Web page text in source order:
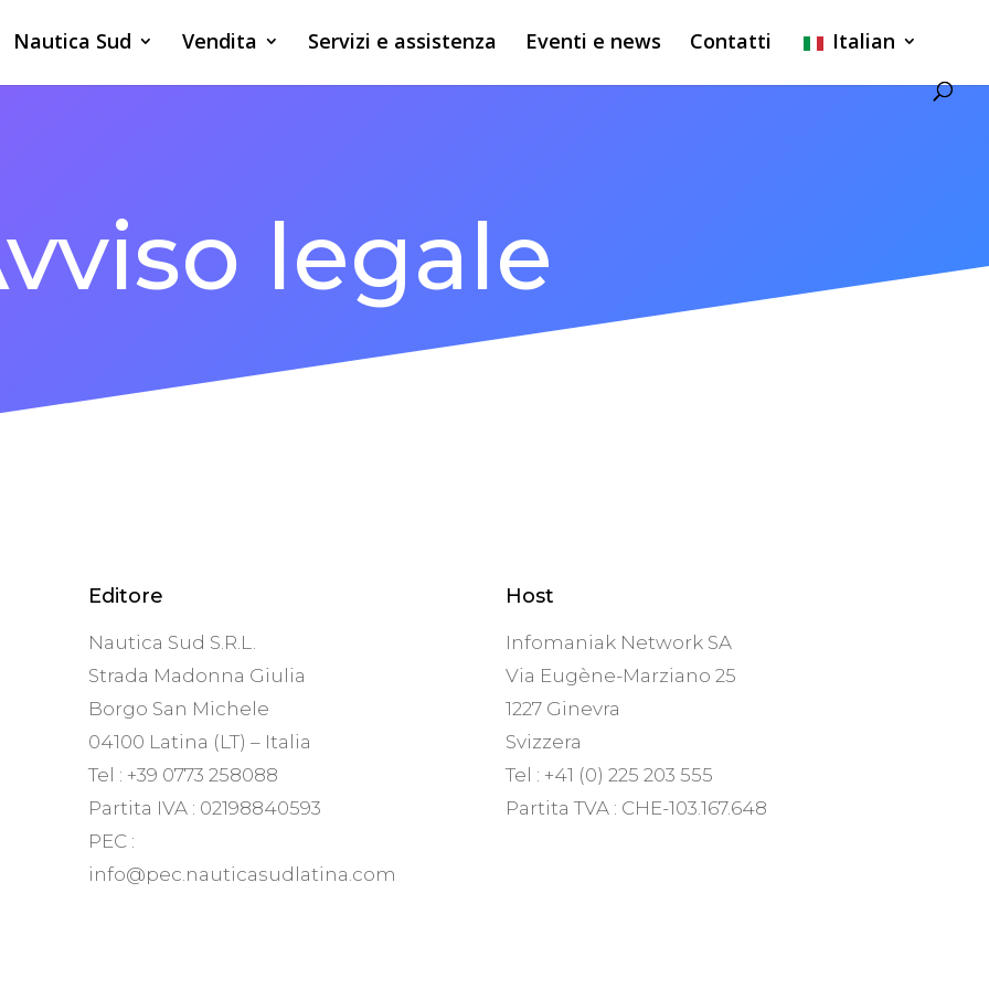
Nautica Sud Vendita Servizi e assistenza Eventi e news Contatti Italian
legale
Editore
Nautica Sud S.R.L.
Strada Madonna Giulia
Borgo San Michele
04100 Latina (LT) – Italia
Tel : +39 0773 258088
Partita IVA : 02198840593
PEC :
info@pec.nauticasudlatina.com
Host
Infomaniak Network SA
Via Eugène-Marziano 25
1227 Ginevra
Svizzera
Tel : +41 (0) 225 203 555
Partita TVA : CHE-103.167.648